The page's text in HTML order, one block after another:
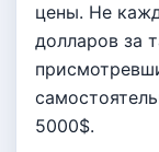
цены. Не
долларов за
5000$.